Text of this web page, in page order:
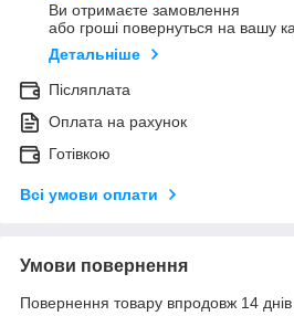
Ви отримаєте замовлення
або гроші повернуться на вашу
Детальніше
Післяплата
Оплата на рахунок
Готівкою
Всі умови оплати
Умови повернення
Повернення товару впродовж 14